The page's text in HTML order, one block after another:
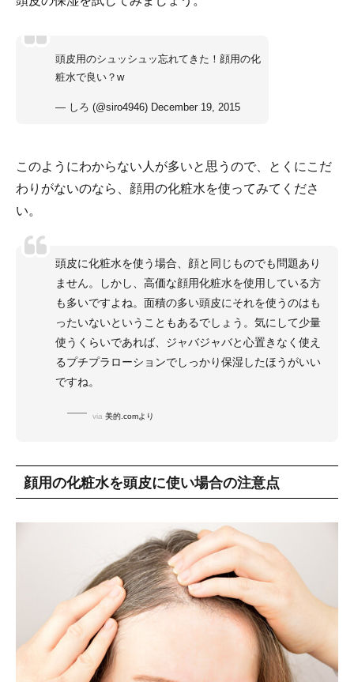
頭皮用のシュッシュッ忘れてきた！顔用の化
粧水で良い？w
— しろ (@siro4946) December 19, 2015
このようにわからない人が多いと思うので、とくにこだ
わりがないのなら、顔用の化粧水を使ってみてくださ
い。
頭皮に化粧水を使う場合、顔と同じものでも問題あり
ません。しかし、高価な顔用化粧水を使用している方
も多いですよね。面積の多い頭皮にそれを使うのはも
ったいないということもあるでしょう。気にして少量
使うくらいであれば、ジャバジャバと心置きなく使え
るプチプラローションでしっかり保湿したほうがいい
ですね。
via 美的.comより
顔用の化粧水を頭皮に使い場合の注意点